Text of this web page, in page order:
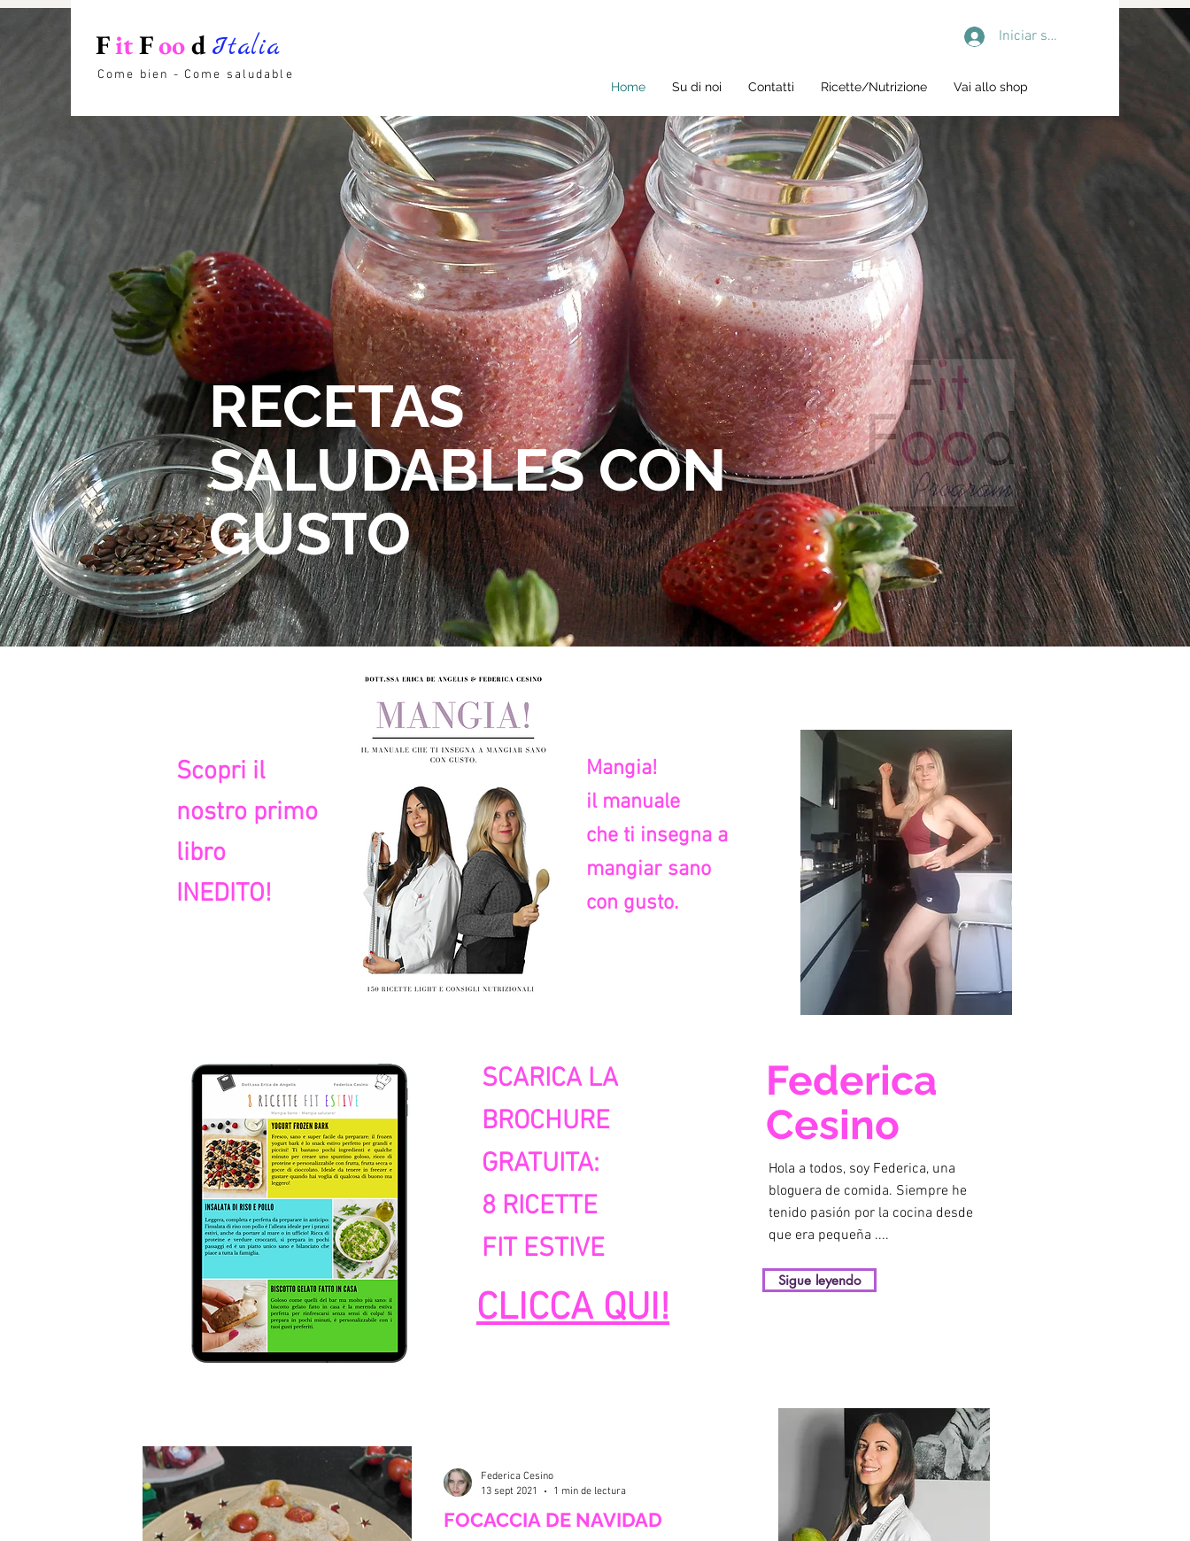
FitFoodItalia
Come bien - Come saludable
Iniciar sesión
Home Su di noi Contatti Ricette/Nutrizione Vai allo shop
RECETAS
SALUDABLES CON
GUSTO
FOCACCIA DE NAVIDAD
Federica Cesino
13 sept 2021
1 min de lectura
Federica
Cesino
Hola a todos, soy Federica, una
bloguera de comida. Siempre he
tenido pasión por la cocina desde
que era pequeña ....
Sigue leyendo
Scopri il
nostro primo
libro
INEDITO!
Mangia!
il manuale
che ti insegna a
mangiar sano
con gusto.
SCARICA LA
BROCHURE
GRATUITA:
8 RICETTE
FIT ESTIVE
CLICCA QUI!